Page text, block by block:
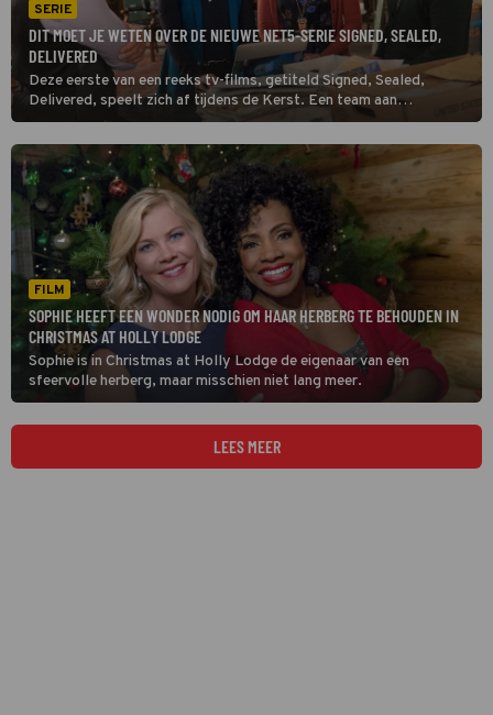
SERIE
DIT MOET JE WETEN OVER DE NIEUWE NET5-SERIE SIGNED, SEALED,
DELIVERED
Deze eerste van een reeks tv-films, getiteld Signed, Sealed,
Delivered, speelt zich af tijdens de Kerst. Een team aan
postdetectives probeert 'lastige' post alsnog bij de juiste
afzender te krijgen. Maar wat te doen met een brief gericht aan
God?
FILM
SOPHIE HEEFT EEN WONDER NODIG OM HAAR HERBERG TE BEHOUDEN IN
CHRISTMAS AT HOLLY LODGE
Sophie is in Christmas at Holly Lodge de eigenaar van een
sfeervolle herberg, maar misschien niet lang meer.
LEES MEER